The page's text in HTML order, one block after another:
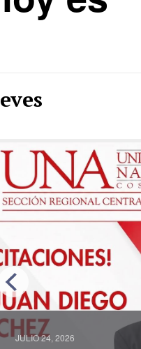
JULIO 24, 2026